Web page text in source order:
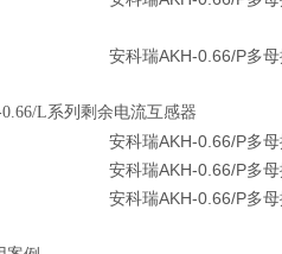
L系列剩余电流互感器